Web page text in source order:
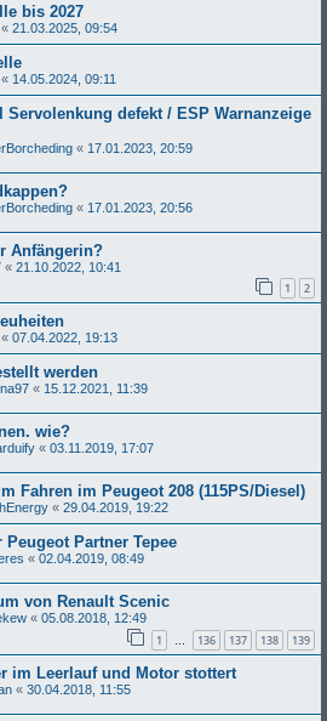
bis 2027
« 21.03.2025, 09:54
« 14.05.2024, 09:11
Servolenkung defekt / ESP Warnanzeige
« 17.01.2023, 20:59
« 17.01.2023, 20:56
Anfängerin?
« 21.10.2022, 10:41
1 2
« 07.04.2022, 19:13
werden
« 15.12.2021, 11:39
wie?
« 03.11.2019, 17:07
Fahren im Peugeot 208 (115PS/Diesel)
« 29.04.2019, 19:22
Partner Tepee
« 02.04.2019, 08:49
von Renault Scenic
« 05.08.2018, 12:49
1 … 136 137 138 139
im Leerlauf und Motor stottert
« 30.04.2018, 11:55